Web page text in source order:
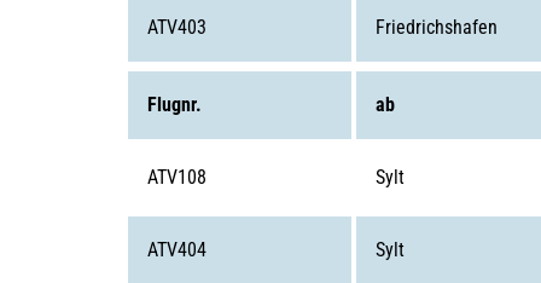
ATV403 Friedrichshafen
Flugnr. ab
ATV108 Sylt
ATV404 Sylt